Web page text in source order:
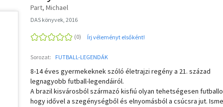
Part, Michael
DAS könyvek, 2016
Írj véleményt elsőként!
Sorozat: FUTBALL-LEGENDÁK
8-14 éves gyermekeknek szóló életrajzi regény a 21. század
legnagyobb futball-legendáiról.
A brazil kisvárosból származó kisfiú olyan tehetségesen
hogy idővel a szegénységből és elnyomásból a csúcsra jut.